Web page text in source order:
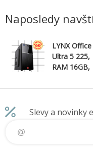
Naposledy
LYNX Office
Ultra 5 225,
RAM 16GB,
SSD NVMe,
záruka 60
Slevy a novinky